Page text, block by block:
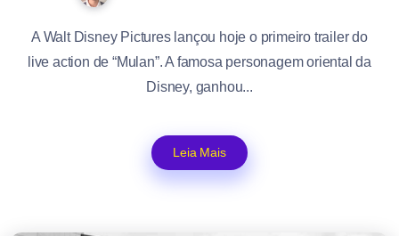
A Walt Disney Pictures lançou hoje o primeiro trailer do
live action de “Mulan”. A famosa personagem oriental da
Disney, ganhou...
Leia Mais